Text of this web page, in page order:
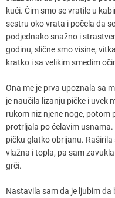
kući. Čim smo se vratile u
sestru oko vrata i počela da
podjednako snažno i
godinu, slične smo visine,
kratko i sa velikim smeđim
Ona me je prva upoznala sa
je naučila lizanju pičke i uvek
rukom niz njene noge, potom
protrljala po ćelavim
pičku glatko obrijanu.
vlažna i topla, pa sam
grči.
Nastavila sam da je ljubim da